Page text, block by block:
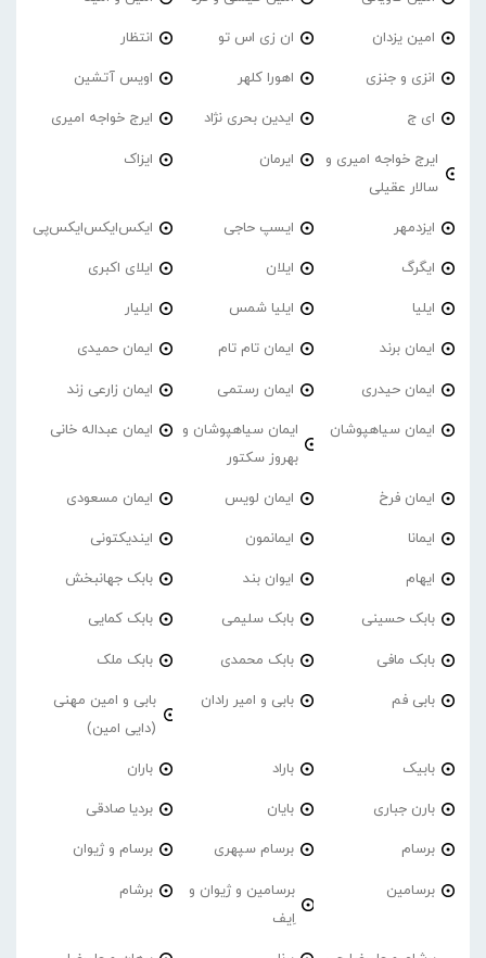
امین یزدان ان زی اس تو انتظار
انزی و جنزی اهورا کلهر اویس آتشین
ای ج ایدین بحری نژاد ایرج خواجه امیری
ایرج خواجه امیری و
سالار عقیلی
ایرمان ایزاک
ایزدمهر ایسپ حاجی ایکس‌ایکس‌ایکس‌پی
ایگرگ ایلان ایلای اکبری
ایلیا ایلیا شمس ایلیار
ایمان برند ایمان تام تام ایمان حمیدی
ایمان حیدری ایمان رستمی ایمان زارعی زند
ایمان سیاهپوشان
ایمان سیاهپوشان و
بهروز سکتور
ایمان عبداله خانی
ایمان فرخ ایمان لویس ایمان مسعودی
ایمانا ایمانمون ایندیکتونی
ایهام ایوان بند بابک جهانبخش
بابک حسینی بابک سلیمی بابک کمایی
بابک مافی بابک محمدی بابک ملک
بابی فم بابی و امیر رادان
بابی و امین مهنی
(دایی امین)
بابیک باراد باران
بارن جباری بایان بردیا صادقی
برسام برسام سپهری برسام و ژیوان
برسامین
برسامین و ژیوان و
اِیف
برشام